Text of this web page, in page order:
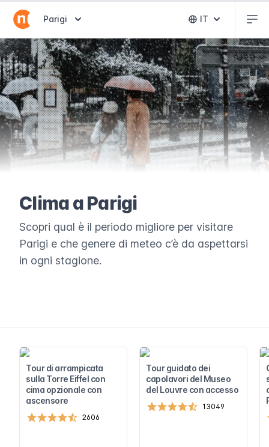
Abrir selector de destinos
Parigi Abrir selector
IT
Clima a Parigi
Scopri qual è il periodo migliore per visitare
Parigi e che genere di meteo c’è da aspettarsi
in ogni stagione.
Tour di arrampicata
sulla Torre Eiffel con
cima opzionale con
ascensore
2606
Tour guidato dei
capolavori del Museo
del Louvre con accesso
13049